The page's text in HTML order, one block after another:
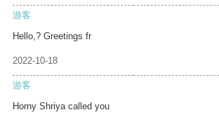
游客
Hello,? Greetings fr
2022-10-18
游客
Horny Shriya called you